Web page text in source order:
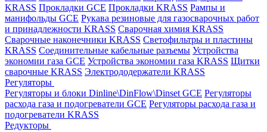
KRASS Прокладки GCE Прокладки KRASS Рампы и
манифольды GCE Рукава резиновые для газосварочных работ
и принадлежности KRASS Сварочная химия KRASS
Сварочные наконечники KRASS Светофильтры и пластины
KRASS Соединительные кабельные разъемы Устройства
экономии газа GCE Устройства экономии газа KRASS Щитки
сварочные KRASS Электрододержатели KRASS
Регуляторы
Регуляторы и блоки Dinline\DinFlow\Dinset GCE Регуляторы
расхода газа и подогреватели GCE Регуляторы расхода газа и
подогреватели KRASS
Редукторы